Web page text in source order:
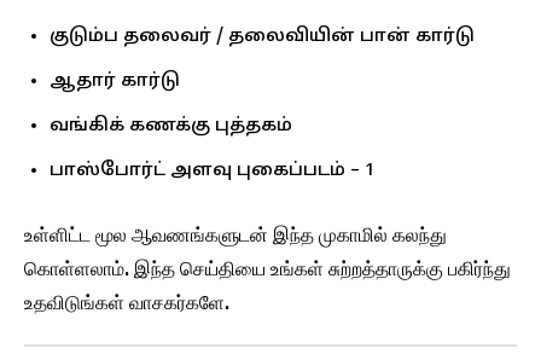
குடும்ப தலைவர் / தலைவியின் பான் கார்டு
ஆதார் கார்டு
வங்கிக் கணக்கு புத்தகம்
பாஸ்போர்ட் அளவு புகைப்படம் – 1
உள்ளிட்ட மூல ஆவணங்களுடன் இந்த முகாமில் கலந்து
கொள்ளலாம். இந்த செய்தியை உங்கள் சுற்றத்தாருக்கு பகிர்ந்து
உதவிடுங்கள் வாசகர்களே.